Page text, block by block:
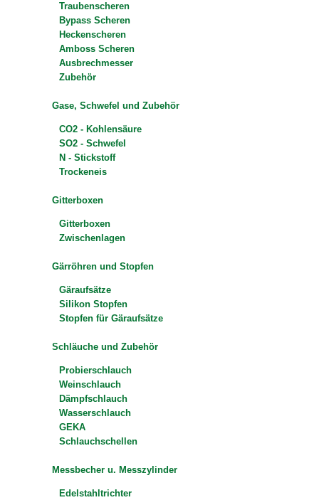
Traubenscheren
Bypass Scheren
Heckenscheren
Amboss Scheren
Ausbrechmesser
Zubehör
Gase, Schwefel und Zubehör
CO2 - Kohlensäure
SO2 - Schwefel
N - Stickstoff
Trockeneis
Gitterboxen
Gitterboxen
Zwischenlagen
Gärröhren und Stopfen
Gäraufsätze
Silikon Stopfen
Stopfen für Gäraufsätze
Schläuche und Zubehör
Probierschlauch
Weinschlauch
Dämpfschlauch
Wasserschlauch
GEKA
Schlauchschellen
Messbecher u. Messzylinder
Edelstahltrichter